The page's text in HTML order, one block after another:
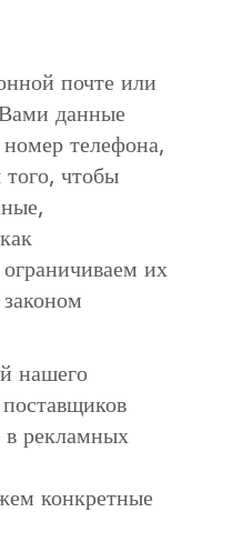
почте или
данные
телефона,
чтобы
их
нашего
в рекламных
конкретные